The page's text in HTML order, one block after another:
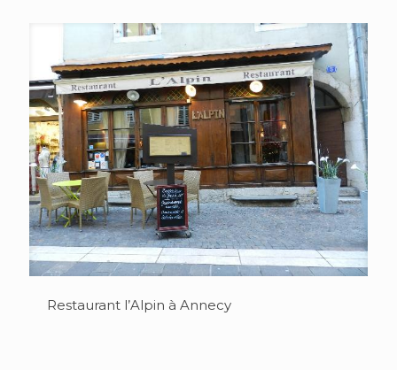
Restaurant l’Alpin à Annecy